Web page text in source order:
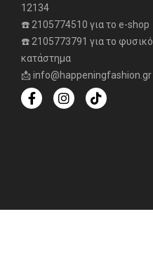
12134
☎️ 2105774510 για το e-shop
☎️ 2105773791 για το φυσικό
κατάστημα
📩 info@happeningfashion.gr